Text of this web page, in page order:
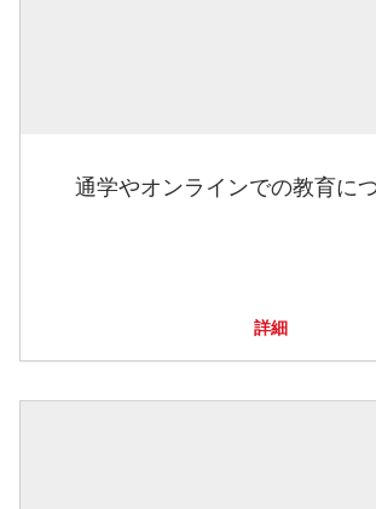
通学やオンラインでの教育に
詳細